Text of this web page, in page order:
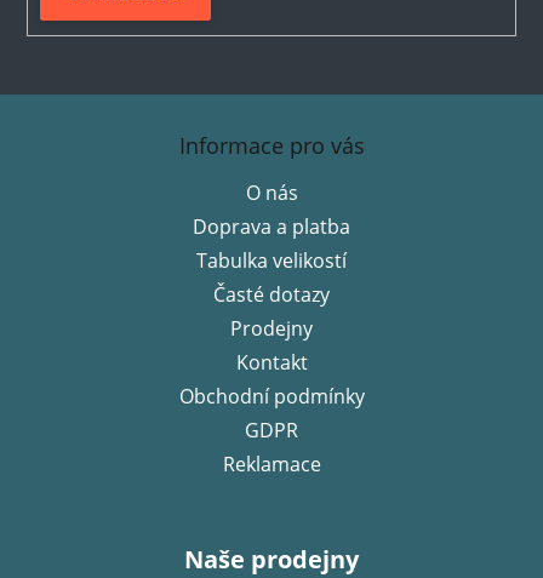
Z
Informace pro vás
O nás
Doprava a platba
Tabulka velikostí
Časté dotazy
Prodejny
Kontakt
Obchodní podmínky
GDPR
Reklamace
Naše prodejny